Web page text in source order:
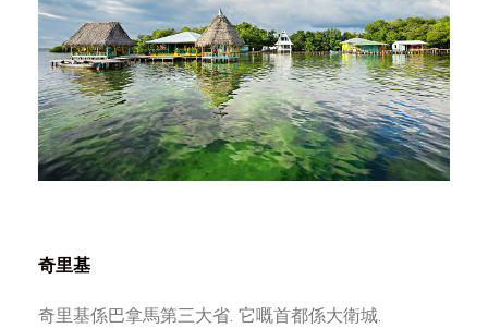
奇里基
奇里基係巴拿馬第三大省. 它嘅首都係大衛城.